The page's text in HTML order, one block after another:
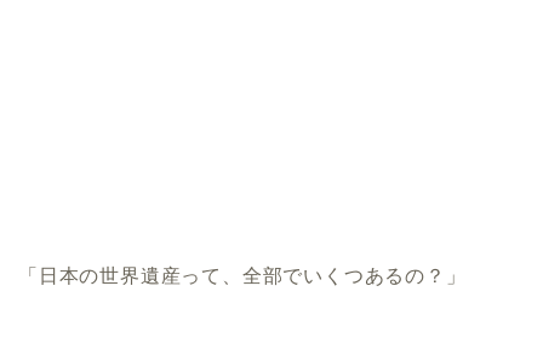
「日本の世界遺産って、全部でいくつあるの？」